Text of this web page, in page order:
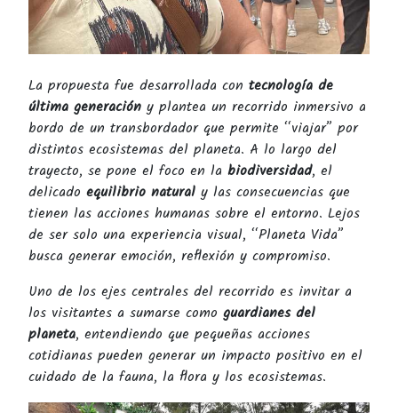
La propuesta fue desarrollada con tecnología de
última generación y plantea un recorrido inmersivo a
bordo de un transbordador que permite “viajar” por
distintos ecosistemas del planeta. A lo largo del
trayecto, se pone el foco en la biodiversidad, el
delicado equilibrio natural y las consecuencias que
tienen las acciones humanas sobre el entorno. Lejos
de ser solo una experiencia visual, “Planeta Vida”
busca generar emoción, reflexión y compromiso.
Uno de los ejes centrales del recorrido es invitar a
los visitantes a sumarse como guardianes del
planeta, entendiendo que pequeñas acciones
cotidianas pueden generar un impacto positivo en el
cuidado de la fauna, la flora y los ecosistemas.